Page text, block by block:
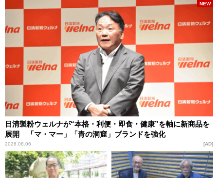
日清製粉ウェルナが“本格・利便・即食・健康”を軸に新商品を
展開 「マ・マー」「青の洞窟」ブランドを強化
2026.08.06
NEW
AD